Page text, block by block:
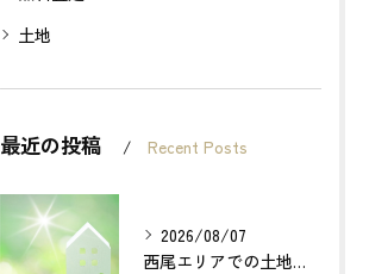
土地
最近の投稿 Recent Posts
2026/08/07
西尾エリアでの土地売却成功の秘訣とは？